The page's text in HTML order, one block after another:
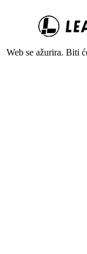
Web se ažurira. Biti